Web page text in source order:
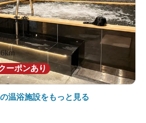
ス天童
件の口コミ
ーポンあり
温浴施設をもっと見る